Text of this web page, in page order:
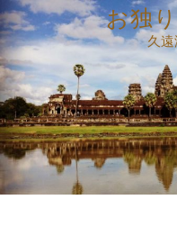
コ
ン
テ
ン
ツ
へ
ス
キ
ッ
お独
久